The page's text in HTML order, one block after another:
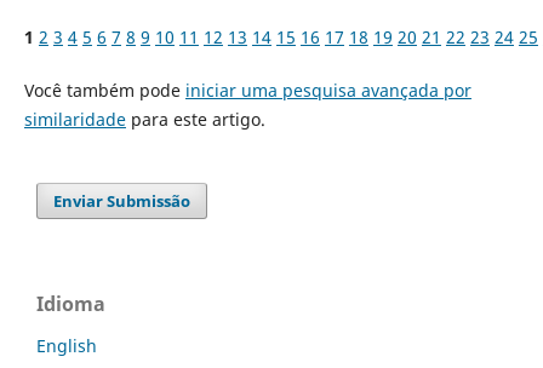
1 2 3 4 5 6 7 8 9 10 11 12 13 14 15 16 17 18 19 20 21 22 23 24 25
Você também pode iniciar uma pesquisa avançada por
similaridadepara este artigo.
Enviar Submissão
Idioma
English